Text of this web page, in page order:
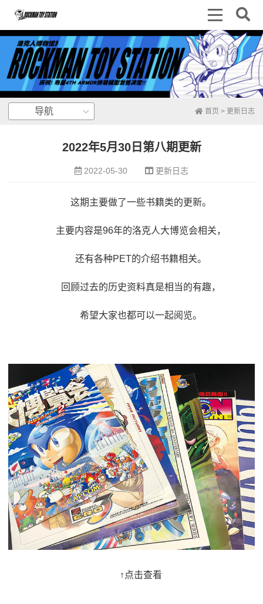
导航 首页 > 更新日志
2022年5月30日第八期更新
2022-05-30 更新日志
这期主要做了一些书籍类的更新。
主要内容是96年的洛克人大博览会相关，
还有各种PET的介绍书籍相关。
回顾过去的历史资料真是相当的有趣，
希望大家也都可以一起阅览。
↑点击查看